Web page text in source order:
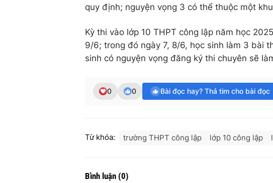
quy định; nguyện vọng 3 có thể thuộc một
Kỳ thi vào lớp 10 THPT công lập năm học
9/6; trong đó ngày 7, 8/6, học sinh làm 3 bài
sinh có nguyện vọng đăng ký thi chuyên sẽ
0 0 Bài đọc hay? Thả tim cho bài đọc
Từ khóa: trường THPT công lập lớp 10 công lập
Bình luận (0)